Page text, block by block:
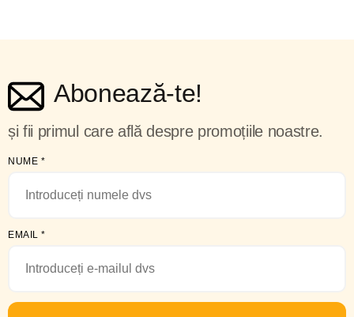
Abonează-te!
și fii primul care află despre promoțiile noastre.
NUME *
EMAIL *